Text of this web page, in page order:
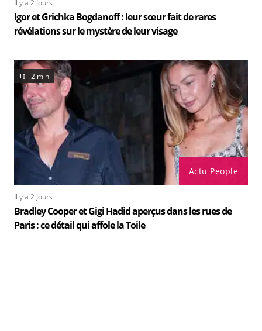
Il y a 2 Jours
Igor et Grichka Bogdanoff : leur sœur fait de rares
révélations sur le mystère de leur visage
Actu People
2 min
Il y a 2 Jours
Bradley Cooper et Gigi Hadid aperçus dans les rues de
Paris : ce détail qui affole la Toile